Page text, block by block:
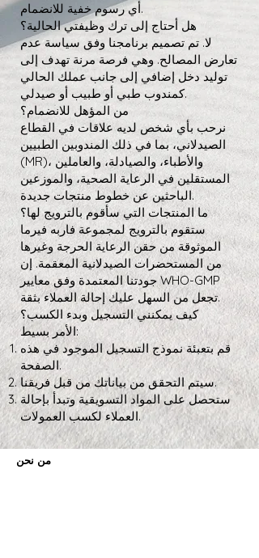
أي رسوم خفية للانضمام.
هل أحتاج إلى ترك وظيفتي الحالية؟
لا. تم تصميم برنامجنا وفق سياسة عدم
تعارض المصالح. وهي فرصة مرنة تهدف إلى
توليد دخل إضافي إلى جانب عملك الحالي
كمندوب طبي أو طبيب أو صيدلي.
من المؤهل للانضمام؟
نرحب بأي شخص لديه علاقات في القطاع
الصيدلاني، بما في ذلك المندوبين الطبيين
(MR)، والأطباء، والصيادلة، والعاملين
المستقلين في الرعاية الصحية، والموزعين
الباحثين عن خطوط منتجات جديدة.
ما المنتجات التي سأقوم بالترويج لها؟
ستقوم بالترويج لمجموعة فاربه فيرما
الموثوقة من حقن الرعاية الحرجة وغيرها
من المستحضرات الصيدلانية المعقمة. إن
جودتنا المعتمدة وفق معايير WHO-GMP
تجعل من السهل عليك إحالة العملاء بثقة.
كيف يمكنني التسجيل وبدء الكسب؟
الأمر بسيط:
قم بتعبئة نموذج التسجيل الموجود في هذه
الصفحة.
سيتم التحقق من بياناتك من قبل فريقنا.
ستحصل على المواد التسويقية وتبدأ بإحالة
العملاء لكسب العمولات.
من نحن